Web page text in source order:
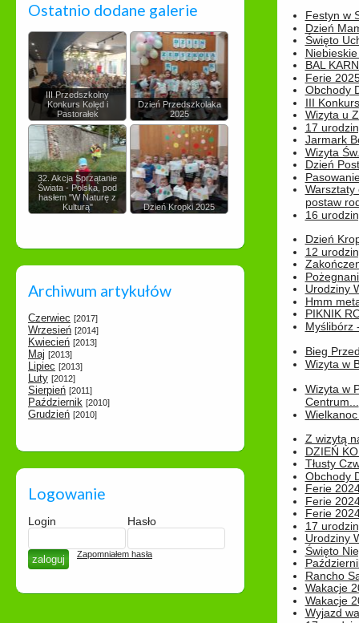
Ostatnio dodane galerie
III Przedszkolny
Konkurs Kolęd i
Pastorałek
Dzień Przedszkolaka
2025
32. Akcja Sprzątanie
Świata - Polska, pod
hasłem "W Naturę z
Kulturą"
Dzień Kropki 2025
Archiwum artykułów
Czerwiec [2017]
Wrzesień [2014]
Kwiecień [2013]
Maj [2013]
Lipiec [2013]
Luty [2012]
Sierpień [2011]
Październik [2010]
Grudzień [2010]
Logowanie
Login Hasło
Zapomniałem hasła
Festyn w
Dzień
Święto
BAL
Ferie
Obchody
III
Wizyta u
17
Jarmark
Wizyta
Dzień
Warsztaty
postaw
16
Dzień
12
Urodziny
Hmm
PIKNIK
Myślibórz
Bieg
Wizyta w
Wizyta w
Centrum...
Z wizytą
DZIEŃ
Tłusty
Obchody
Ferie
Ferie
Ferie
17
Urodziny
Święto
Rancho
Wakacje
Wakacje
Wyjazd